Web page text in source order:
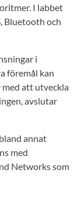
I labbet
Bluetooth och
i
föremål kan
med att utveckla
avslutar
annat
med
Networks som